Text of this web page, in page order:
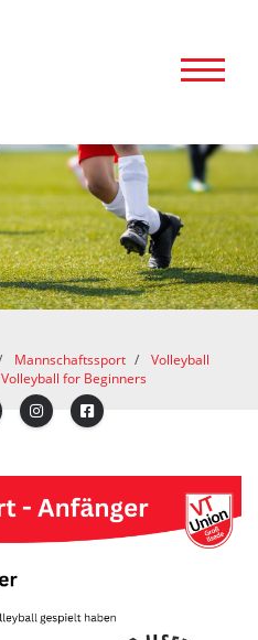
Mannschaftssport
Volleyball
Volleyball for Beginners